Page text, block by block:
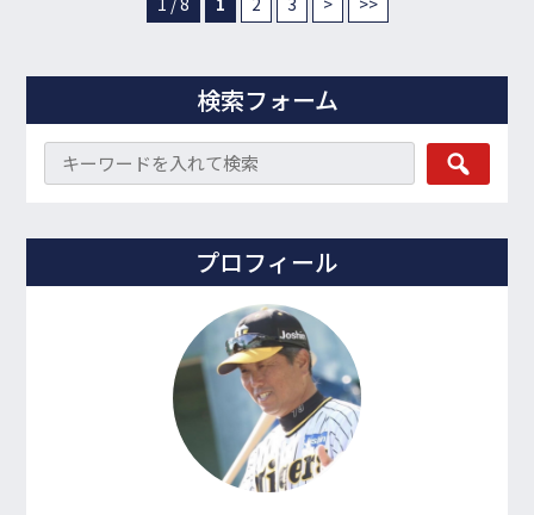
検索フォーム
プロフィール